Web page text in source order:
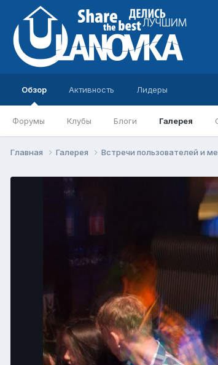
Обзор
Форумы Клубы Блоги Галерея
Активность Лидеры
Главная Галерея Встречи пользователей и